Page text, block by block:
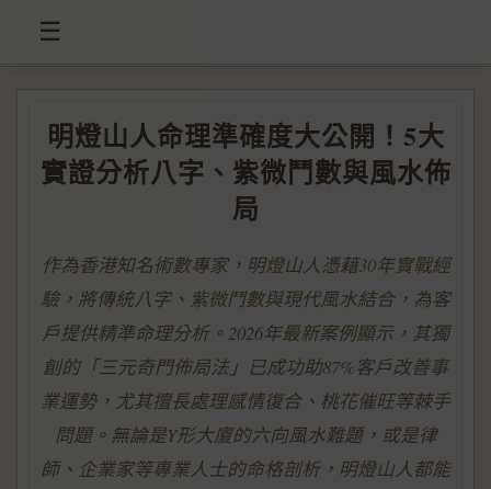
☰
明燈山人命理準確度大公開！5大
實證分析八字、紫微鬥數與風水佈
局
作為香港知名術數專家，明燈山人憑藉30年實戰經
驗，將傳統八字、紫微鬥數與現代風水結合，為客
戶提供精準命理分析。2026年最新案例顯示，其獨
創的「三元奇門佈局法」已成功助87%客戶改善事
業運勢，尤其擅長處理感情復合、桃花催旺等棘手
問題。無論是Y形大廈的六向風水難題，或是律
師、企業家等專業人士的命格剖析，明燈山人都能